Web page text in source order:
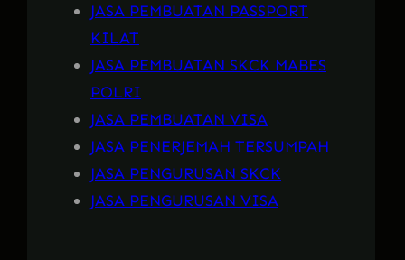
JASA PEMBUATAN PASSPORT
KILAT
JASA PEMBUATAN SKCK MABES
POLRI
JASA PEMBUATAN VISA
JASA PENERJEMAH TERSUMPAH
JASA PENGURUSAN SKCK
JASA PENGURUSAN VISA